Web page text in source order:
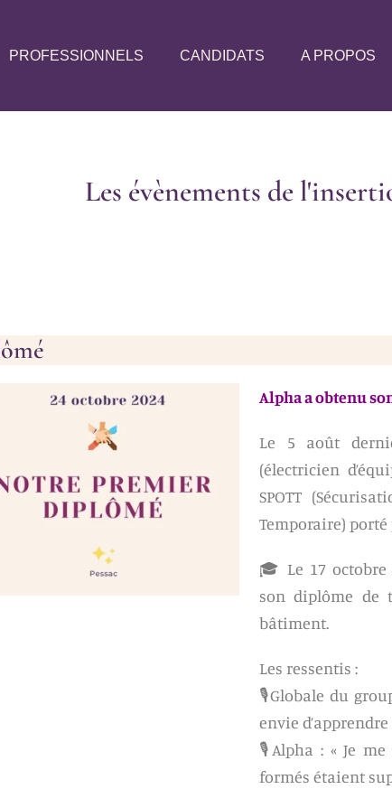
PROFESSIONNELS CANDIDATS A PROPOS
Les évènements de
Alpha a obtenu
Le 5 août
(électricien
SPOTT
Temporaire) porté
🎓 Le 17 octobre
son diplôme de
bâtiment.
Les ressentis :
🎙️Globale du
envie d’apprendre
🎙️Alpha : « Je
formés étaient